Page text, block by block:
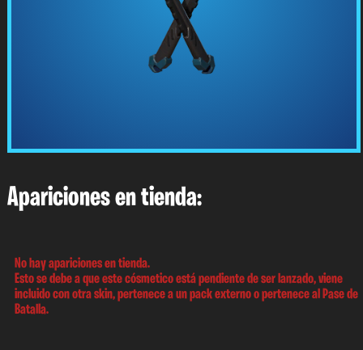
Apariciones en tienda:
No hay apariciones en tienda.
Esto se debe a que este cósmetico está pendiente de ser lanzado, viene
incluido con otra skin, pertenece a un pack externo o pertenece al Pase de
Batalla.